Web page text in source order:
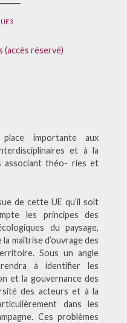
(accès réservé)
importante aux
et à la
associant théo- ries et
de cette UE qu’il soit
les principes des
du paysage,
maîtrise d’ouvrage des
Sous un angle
à identifier les
et la gouvernance des
des acteurs et à la
dans les
Ces problèmes